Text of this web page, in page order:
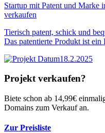
Startup mit Patent und Marke
verkaufen
Tierisch patent, schick und
Das patentierte Produkt ist
18.2.2025
Projekt verkaufen?
Biete schon ab 14,99€
Domains zum Verkauf an.
Zur Preisliste